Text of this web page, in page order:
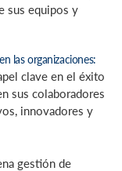
sus equipos y
las organizaciones:
clave en el éxito
sus colaboradores
innovadores y
gestión de